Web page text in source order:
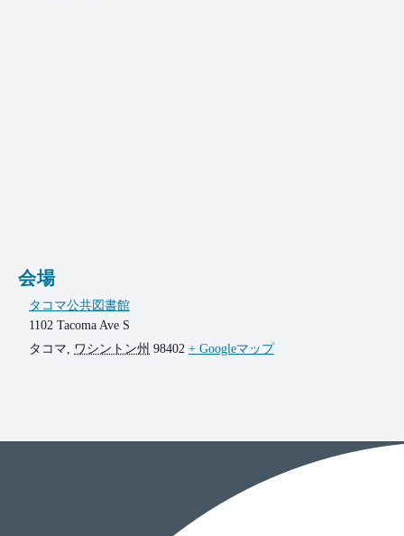
会場
タコマ公共図書館
1102 Tacoma Ave S
タコマ, ワシントン州 98402 + Googleマップ